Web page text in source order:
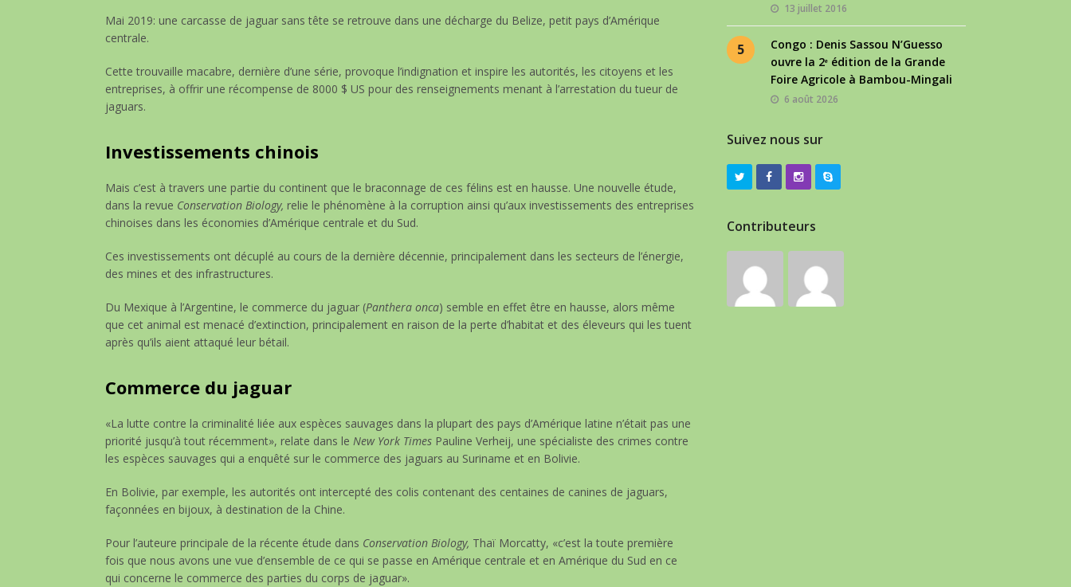
Mai 2019: une carcasse de jaguar sans tête se retrouve dans une décharge du Belize, petit pays d’Amérique
centrale.
Cette trouvaille macabre, dernière d’une série, provoque l’indignation et inspire les autorités, les citoyens et les
entreprises, à offrir une récompense de 8000 $ US pour des renseignements menant à l’arrestation du tueur de
jaguars.
Investissements chinois
Mais c’est à travers une partie du continent que le braconnage de ces félins est en hausse. Une nouvelle étude,
dans la revue Conservation Biology, relie le phénomène à la corruption ainsi qu’aux investissements des entreprises
chinoises dans les économies d’Amérique centrale et du Sud.
Ces investissements ont décuplé au cours de la dernière décennie, principalement dans les secteurs de l’énergie,
des mines et des infrastructures.
Du Mexique à l’Argentine, le commerce du jaguar (Panthera onca) semble en effet être en hausse, alors même
que cet animal est menacé d’extinction, principalement en raison de la perte d’habitat et des éleveurs qui les tuent
après qu’ils aient attaqué leur bétail.
Commerce du jaguar
«La lutte contre la criminalité liée aux espèces sauvages dans la plupart des pays d’Amérique latine n’était pas une
priorité jusqu’à tout récemment», relate dans le New York Times Pauline Verheij, une spécialiste des crimes contre
les espèces sauvages qui a enquêté sur le commerce des jaguars au Suriname et en Bolivie.
En Bolivie, par exemple, les autorités ont intercepté des colis contenant des centaines de canines de jaguars,
façonnées en bijoux, à destination de la Chine.
Pour l’auteure principale de la récente étude dans Conservation Biology, Thaï Morcatty, «c’est la toute première
fois que nous avons une vue d’ensemble de ce qui se passe en Amérique centrale et en Amérique du Sud en ce
qui concerne le commerce des parties du corps de jaguar».
13 juillet 2016
5
Congo : Denis Sassou N’Guesso
ouvre la 2ᵉ édition de la Grande
Foire Agricole à Bambou-Mingali
6 août 2026
Suivez nous sur
Contributeurs